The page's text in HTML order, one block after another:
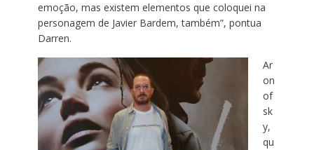
emoção, mas existem elementos que coloquei na
personagem de Javier Bardem, também”, pontua
Darren.
Ar
on
of
sk
y,
qu